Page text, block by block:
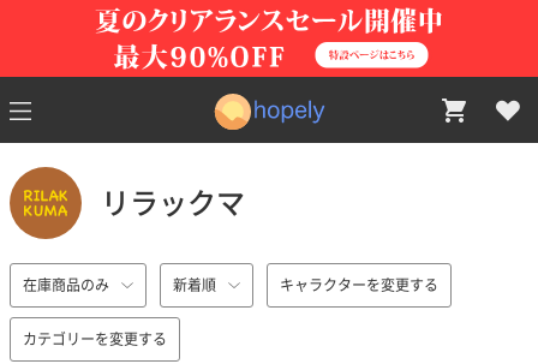
リラックマ
在庫商品のみ 新着順 キャラクターを変更する
カテゴリーを変更する